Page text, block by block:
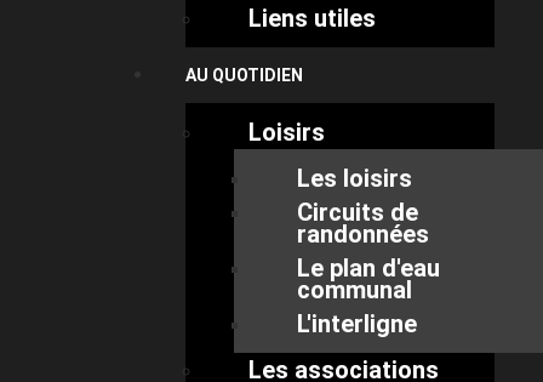
Liens utiles
AU QUOTIDIEN
Loisirs
Les loisirs
Circuits de
randonnées
Le plan d'eau
communal
L'interligne
Les associations